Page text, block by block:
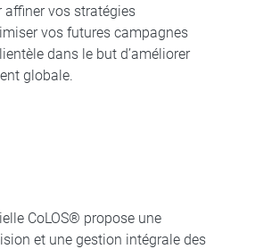
affiner vos stratégies
vos futures campagnes
dans le but d’améliorer
globale.
CoLOS® propose une
et une gestion intégrale des